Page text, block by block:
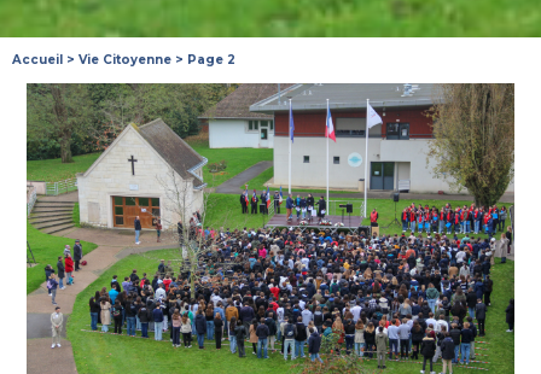
Accueil > Vie Citoyenne > Page 2